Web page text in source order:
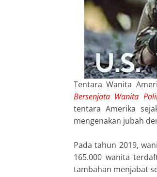
Tentara Wanita
Bersenjata Wanita
tentara Amerika
mengenakan jubah
Pada tahun 2019,
165.000 wanita
tambahan menjabat